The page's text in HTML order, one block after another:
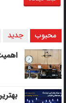
محبوب جدید